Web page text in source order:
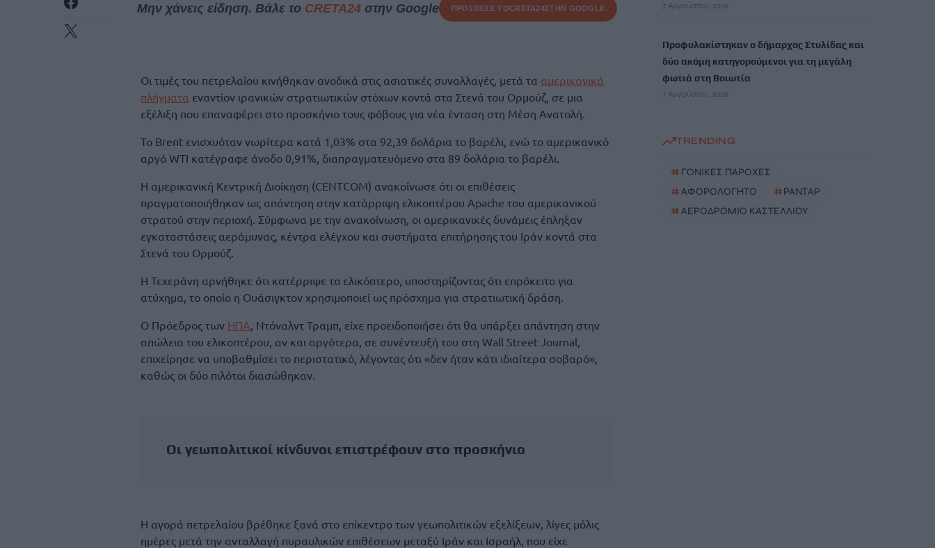
Μην χάνεις είδηση. Βάλε το CRETA24στην Google ΠΡΟΣΘΕΣΕ ΤΟCRETA24ΣΤΗΝ GOOGLE
Οι τιμές του πετρελαίου κινήθηκαν ανοδικά στις ασιατικές συναλλαγές, μετά τα αμερικανικά
πλήγματα εναντίον ιρανικών στρατιωτικών στόχων κοντά στα Στενά του Ορμούζ, σε μια
εξέλιξη που επαναφέρει στο προσκήνιο τους φόβους για νέα ένταση στη Μέση Ανατολή.
Το Brent ενισχυόταν νωρίτερα κατά 1,03% στα 92,39 δολάρια το βαρέλι, ενώ το αμερικανικό
αργό WTI κατέγραφε άνοδο 0,91%, διαπραγματευόμενο στα 89 δολάρια το βαρέλι.
Η αμερικανική Κεντρική Διοίκηση (CENTCOM) ανακοίνωσε ότι οι επιθέσεις
πραγματοποιήθηκαν ως απάντηση στην κατάρριψη ελικοπτέρου Apache του αμερικανικού
στρατού στην περιοχή. Σύμφωνα με την ανακοίνωση, οι αμερικανικές δυνάμεις έπληξαν
εγκαταστάσεις αεράμυνας, κέντρα ελέγχου και συστήματα επιτήρησης του Ιράν κοντά στα
Στενά του Ορμούζ.
Η Τεχεράνη αρνήθηκε ότι κατέρριψε το ελικόπτερο, υποστηρίζοντας ότι επρόκειτο για
ατύχημα, το οποίο η Ουάσιγκτον χρησιμοποιεί ως πρόσχημα για στρατιωτική δράση.
Ο Πρόεδρος των ΗΠΑ, Ντόναλντ Τραμπ, είχε προειδοποιήσει ότι θα υπάρξει απάντηση στην
απώλεια του ελικοπτέρου, αν και αργότερα, σε συνέντευξή του στη Wall Street Journal,
επιχείρησε να υποβαθμίσει το περιστατικό, λέγοντας ότι «δεν ήταν κάτι ιδιαίτερα σοβαρό»,
καθώς οι δύο πιλότοι διασώθηκαν.
Οι γεωπολιτικοί κίνδυνοι επιστρέφουν στο προσκήνιο
Η αγορά πετρελαίου βρέθηκε ξανά στο επίκεντρο των γεωπολιτικών εξελίξεων, λίγες μόλις
ημέρες μετά την ανταλλαγή πυραυλικών επιθέσεων μεταξύ Ιράν και Ισραήλ, που είχε
7 Αυγούστου, 2026
Προφυλακίστηκαν ο δήμαρχος Στυλίδας και
δύο ακόμη κατηγορούμενοι για τη μεγάλη
φωτιά στη Βοιωτία
7 Αυγούστου, 2026
TRENDING
# ΓΟΝΙΚΕΣ ΠΑΡΟΧΕΣ
#ΑΦΟΡΟΛΟΓΗΤΟ #ΡΑΝΤΑΡ
#ΑΕΡΟΔΡΟΜΙΟ ΚΑΣΤΕΛΛΙΟΥ